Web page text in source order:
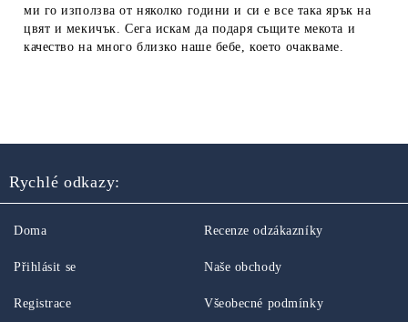
ми го използва от няколко години и си е все така ярък на
цвят и мекичък. Сега искам да подаря същите мекота и
качество на много близко наше бебе, което очакваме.
Rychlé odkazy:
Doma
Přihlásit se
Registrace
Recenze odzákazníky
Naše obchody
Všeobecné podmínky